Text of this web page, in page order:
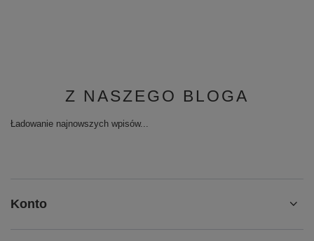
Coccine Profesjonalny Tłuszcz do Skór Licowych
Grease for Shoes Czarny 55-29-50-02C
MOŻE CI SIĘ SPODOBAĆ